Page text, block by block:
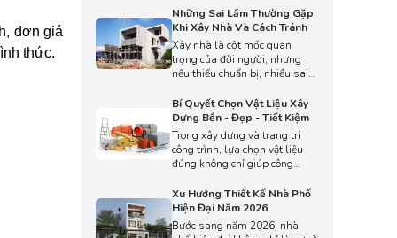
đơn giá
thức.
tiết kiệm thời gian và công sức
hơn. Hãy cùng An Phát tìm
hiểu chi tiết quy trình xây
dựng nhà trọn gói từ A-Z để
bạn tự tin đồng hành cùng
nhà thầu và an tâm đón nhận
tổ ấm hoàn thiện.
Những Sai Lầm Thường Gặp
Khi Xây Nhà Và Cách Tránh
Xây nhà là cột mốc quan
trọng của đời người, nhưng
nếu thiếu chuẩn bị, nhiều sai
trình vượt chi phí và kém bền
vững. Ở bài viết dưới đây, An
Phát sẽ giúp bạn nhận diện
những lỗi thường gặp khi xây
nhà và hướng dẫn cách tránh
hiệu quả nhất.
Bí Quyết Chọn Vật Liệu Xây
Dựng Bền - Đẹp - Tiết Kiệm
Trong xây dựng và trang trí
công trình, lựa chọn vật liệu
đúng không chỉ giúp công
và tiết kiệm chi phí. Ở bài viết
này, An Phát sẽ hướng dẫn
bạn cách chọn vật liệu phù
hợp, phân tích ưu nhược điểm
Xu Hướng Thiết Kế Nhà Phố
Hiện Đại Năm 2026
Bước sang năm 2026, nhà